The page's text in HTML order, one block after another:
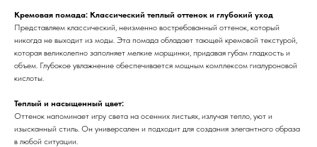
Кремовая помада: Классический теплый оттенок и глубокий уход
Представляем классический, неизменно востребованный оттенок, который
никогда не выходит из моды. Эта помада обладает тающей кремовой текстурой,
которая великолепно заполняет мелкие морщинки, придавая губам гладкость и
объем. Глубокое увлажнение обеспечивается мощным комплексом гиалуроновой
кислоты.
Теплый и насыщенный цвет:
Оттенок напоминает игру света на осенних листьях, излучая тепло, уют и
изысканный стиль. Он универсален и подходит для создания элегантного образа
в любой ситуации.